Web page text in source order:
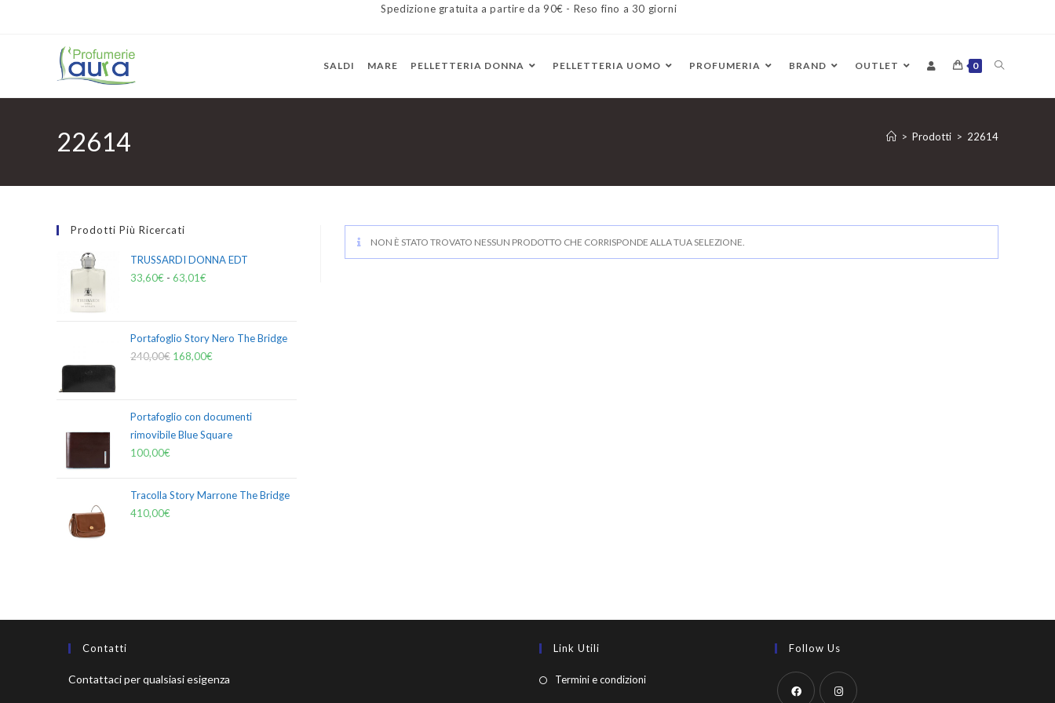
Spedizione gratuita a partire da 90€ - Reso fino a 30 giorni
SALDI MARE PELLETTERIA DONNA PELLETTERIA UOMO PROFUMERIA BRAND OUTLET 0
22614 > Prodotti > 22614
NON È STATO TROVATO NESSUN PRODOTTO CHE CORRISPONDE ALLA TUA SELEZIONE.
Prodotti Più Ricercati
TRUSSARDI DONNA EDT
33,60€ - 63,01€
Portafoglio Story Nero The Bridge
240,00€ 168,00€
Portafoglio con documenti
rimovibile Blue Square
100,00€
Tracolla Story Marrone The Bridge
410,00€
Contatti
Contattaci per qualsiasi esigenza
Link Utili
Termini e condizioni
Follow Us